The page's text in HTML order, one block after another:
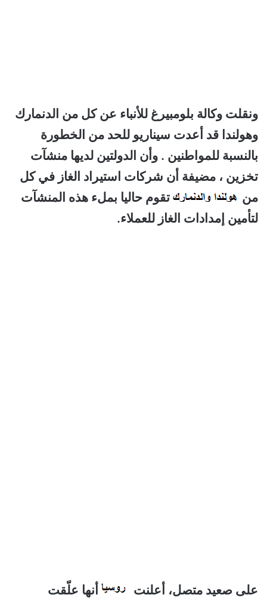
ونقلت وكالة بلومبيرغ للأنباء عن كل من الدنمارك
وهولندا قد أعدت سيناريو للحد من الخطورة
بالنسبة للمواطنين . وأن الدولتين لديها منشآت
تخزين ، مضيفة أن شركات استيراد الغاز في كل
من
تقوم حاليا بملء هذه المنشآت
لتأمين إمدادات الغاز للعملاء.
على صعيد متصل، أعلنت
أنها علّقت